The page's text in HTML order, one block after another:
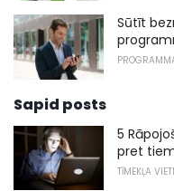
Sūtīt
Sapid posts
5
pret
TĪMEKĻA